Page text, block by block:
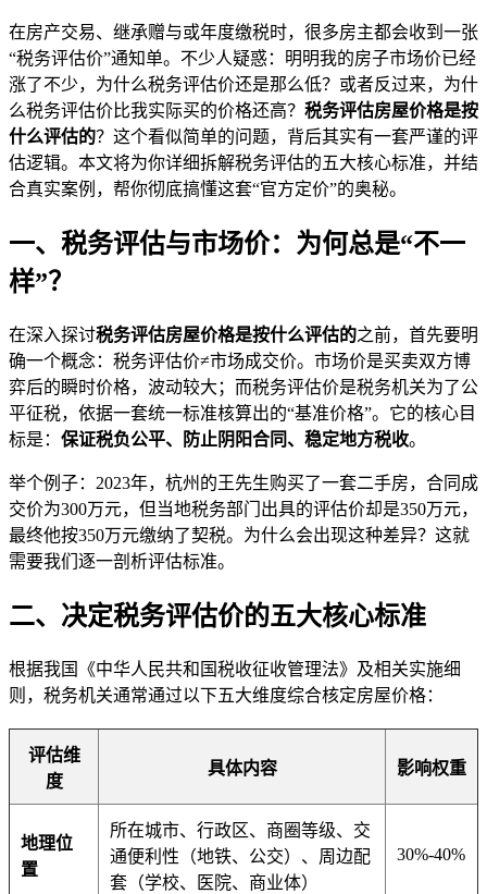
在房产交易、继承赠与或年度缴税时，很多房主都会收到一张
“税务评估价”通知单。不少人疑惑：明明我的房子市场价已经
涨了不少，为什么税务评估价还是那么低？或者反过来，为什
么税务评估价比我实际买的价格还高？ 税务评估房屋价格是按
什么评估的？这个看似简单的问题，背后其实有一套严谨的评
估逻辑。本文将为你详细拆解税务评估的五大核心标准，并结
合真实案例，帮你彻底搞懂这套“官方定价”的奥秘。
一、税务评估与市场价：为何总是“不一
样”？
在深入探讨税务评估房屋价格是按什么评估的之前，首先要明
确一个概念：税务评估价≠市场成交价。市场价是买卖双方博
弈后的瞬时价格，波动较大；而税务评估价是税务机关为了公
平征税，依据一套统一标准核算出的“基准价格”。它的核心目
标是： 保证税负公平、防止阴阳合同、稳定地方税收。
举个例子：2023年，杭州的王先生购买了一套二手房，合同成
交价为300万元，但当地税务部门出具的评估价却是350万元，
最终他按350万元缴纳了契税。为什么会出现这种差异？这就
需要我们逐一剖析评估标准。
二、决定税务评估价的五大核心标准
根据我国《中华人民共和国税收征收管理法》及相关实施细
则，税务机关通常通过以下五大维度综合核定房屋价格：
评估维
度
具体内容 影响权重
地理位
置
所在城市、行政区、商圈等级、交
通便利性（地铁、公交）、周边配
套（学校、医院、商业体）
30%-40%